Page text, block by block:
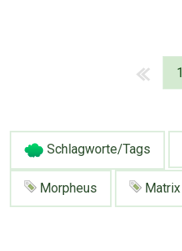
1
Schlagworte/Tags
Morpheus Matrix